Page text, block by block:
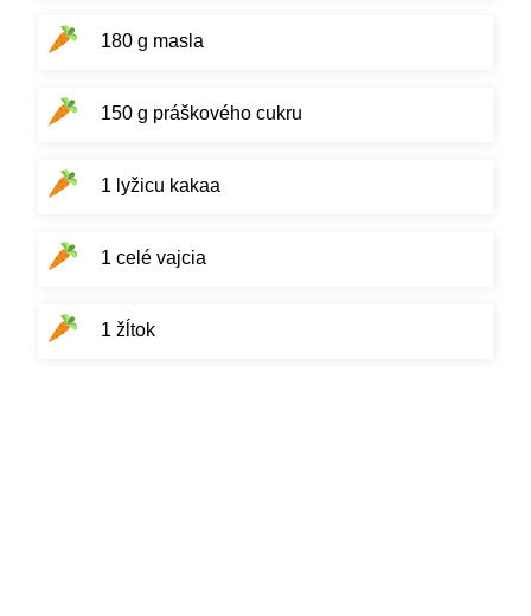
180 g masla
150 g práškového cukru
1 lyžicu kakaa
1 celé vajcia
1 žĺtok